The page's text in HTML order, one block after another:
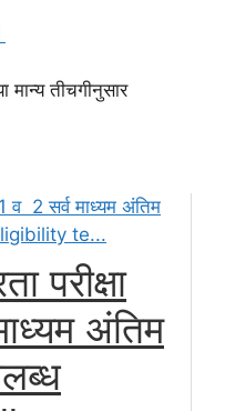
मान्य तीचगीनुसार
परीक्षा
अंतिम